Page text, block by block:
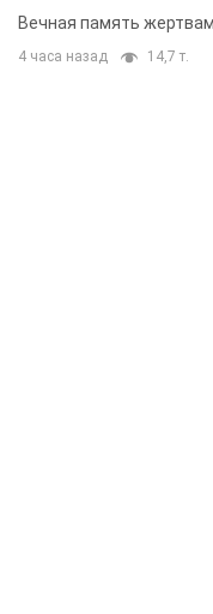
муж и внук
Вечная память
4 часа назад 14,7 т.